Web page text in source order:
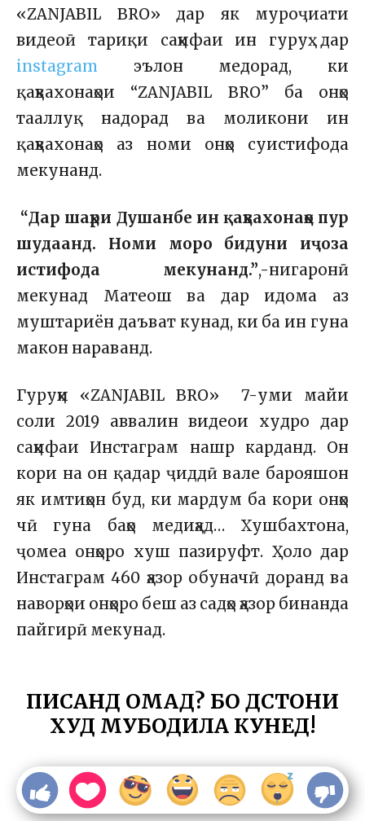
«ZANJABIL BRO» дар як муроҷиати
видеоӣ тариқи саҳифаи ин гуруҳ дар
instagram эълон медорад, ки
қаҳвахонаҳои “ZANJABIL BRO” ба онҳо
тааллуқ надорад ва моликони ин
қаҳвахонаҳо аз номи онҳо суистифода
мекунанд.
“Дар шаҳри Душанбе ин қаҳвахонаҳо пур
шудаанд. Номи моро бидуни иҷоза
истифода мекунанд.”,-нигаронӣ
мекунад Матеош ва дар идома аз
муштариён даъват кунад, ки ба ин гуна
макон нараванд.
Гуруҳи «ZANJABIL BRO» 7-уми майи
соли 2019 аввалин видеои худро дар
саҳифаи Инстаграм нашр карданд. Он
кори на он қадар ҷиддӣ вале барояшон
як имтиҳон буд, ки мардум ба кори онҳо
чӣ гуна баҳо медиҳад… Хушбахтона,
ҷомеа онҳоро хуш пазируфт. Ҳоло дар
Инстаграм 460 ҳазор обуначӣ доранд ва
наворҳои онҳоро беш аз садҳо ҳазор бинанда
пайгирӣ мекунад.
ПИСАНД ОМАД? БО ДӮСТОНИ
ХУД МУБОДИЛА КУНЕД!